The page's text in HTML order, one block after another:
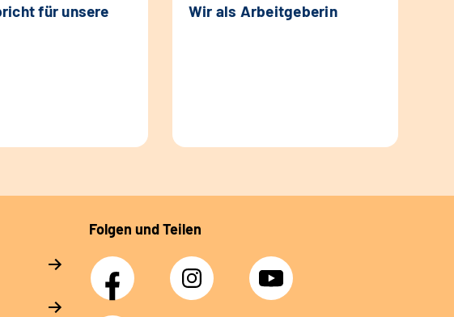
für unsere
Wir als Arbeitgeberin
Folgen und Teilen
Facebook Instagram YouTube